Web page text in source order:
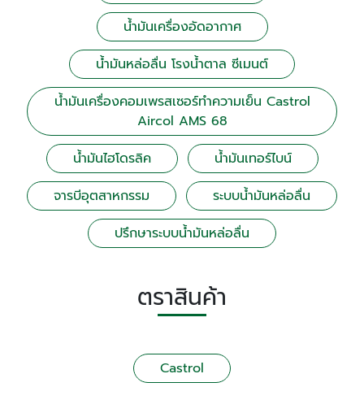
น้ำมันเครื่องอัดอากาศ
น้ำมันหล่อลื่น โรงน้ำตาล ซีเมนต์
น้ำมันเครื่องคอมเพรสเซอร์ทำความเย็น Castrol
Aircol AMS 68
น้ำมันไฮโดรลิค
น้ำมันเทอร์ไบน์
จารบีอุตสาหกรรม
ระบบน้ำมันหล่อลื่น
ปรึกษาระบบน้ำมันหล่อลื่น
ตราสินค้า
Castrol